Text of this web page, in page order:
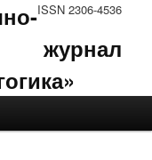
ISSN 2306-4536
журнал